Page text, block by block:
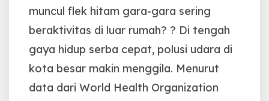
muncul flek hitam gara-gara sering
beraktivitas di luar rumah? ? Di tengah
gaya hidup serba cepat, polusi udara di
kota besar makin menggila. Menurut
data dari World Health Organization